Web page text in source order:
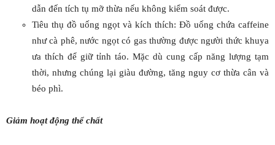
dẫn đến tích tụ mỡ thừa nếu không kiểm soát được.
Tiêu thụ đồ uống ngọt và kích thích: Đồ uống chứa caffeine
như cà phê, nước ngọt có gas thường được người thức khuya
ưa thích để giữ tỉnh táo. Mặc dù cung cấp năng lượng tạm
thời, nhưng chúng lại giàu đường, tăng nguy cơ thừa cân và
béo phì.
Giảm hoạt động thể chất